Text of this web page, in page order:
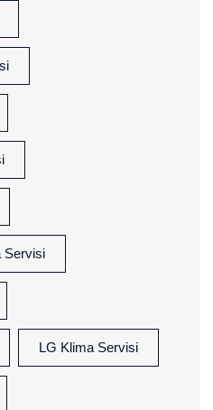
Servisi
LG Klima Servisi